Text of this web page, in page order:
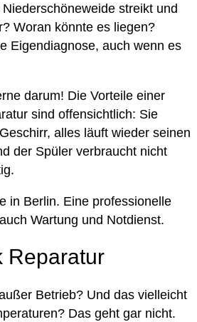
streikt und
Woran könnte es liegen?
Eigendiagnose, auch wenn es
darum! Die Vorteile einer
sind offensichtlich: Sie
alles läuft wieder seinen
der Spüler verbraucht nicht
in Berlin. Eine professionelle
Wartung und Notdienst.
Reparatur
Betrieb? Und das vielleicht
Das geht gar nicht.